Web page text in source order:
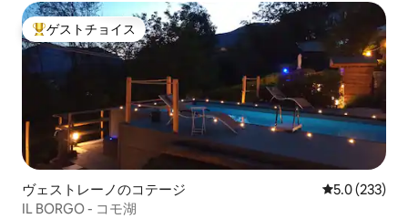
大好評のゲストチョイスです。
ゲストチョイス
ヴェストレーノのコテージ レビュー233
5.0 (233)
IL BORGO - コモ湖